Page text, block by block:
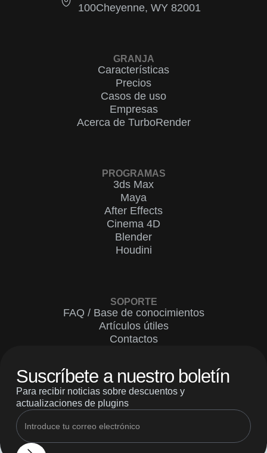
GRANJA
Características
Precios
Casos de uso
Empresas
Acerca de TurboRender
PROGRAMAS
3ds Max
Maya
After Effects
Cinema 4D
Blender
Houdini
SOPORTE
FAQ / Base de conocimientos
Artículos útiles
Contactos
100Cheyenne, WY 82001
Suscríbete a nuestro boletín
Para recibir noticias sobre descuentos y
actualizaciones de plugins